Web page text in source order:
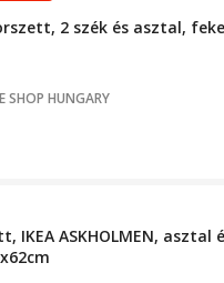
2 szék és asztal,
SHOP HUNGARY
IKEA ASKHOLMEN, asztal